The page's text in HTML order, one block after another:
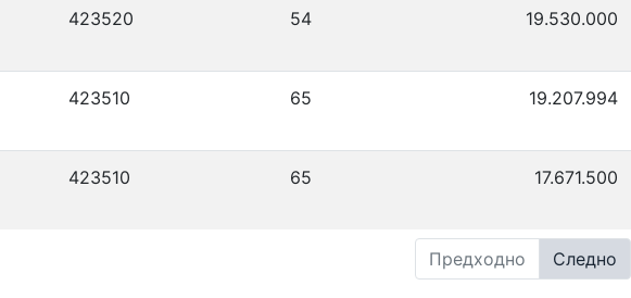
423520 54 19.530.000
423510 65 19.207.994
423510 65 17.671.500
Предходно Следно